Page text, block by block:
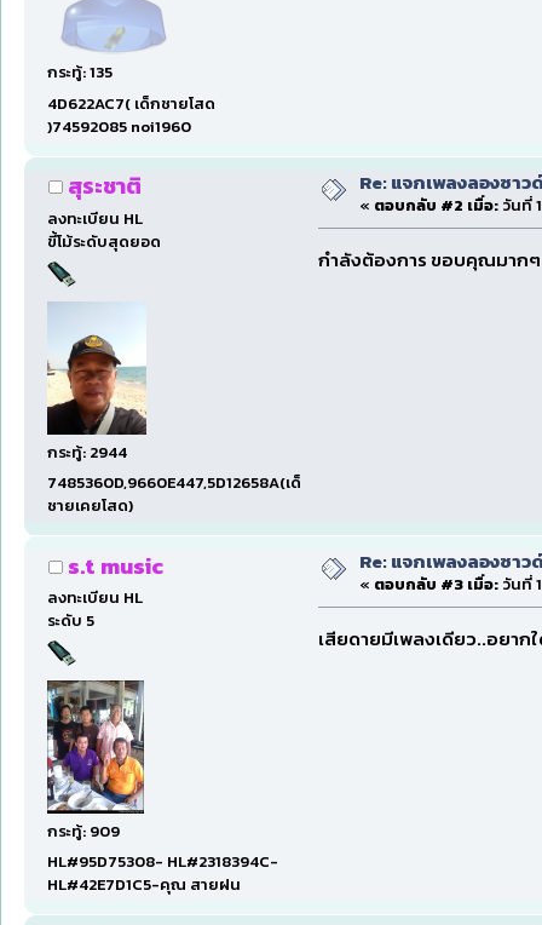
กระทู้: 135
4D622AC7( เด็กชายโสด
)74592085 noi1960
สุระชาติ
ลงทะเบียน HL
ขี้โม้ระดับสุดยอด
กระทู้: 2944
7485360D,9660E447,5D12658A(เด็ก
ชายเคยโสด)
Re: แจกเพลงลองซาว
« ตอบกลับ #2 เมื่อ:วันที่
กำลังต้องการ ขอบคุณมาก
s.t music
ลงทะเบียน HL
ระดับ 5
กระทู้: 909
HL#95D75308- HL#2318394C-
HL#42E7D1C5-คุณ สายฝน
Re: แจกเพลงลองซาว
« ตอบกลับ #3 เมื่อ:วันที่
เสียดายมีเพลงเดียว..อยาก